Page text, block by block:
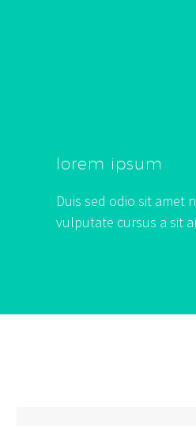
lorem ipsum
Duis sed odio sit amet
vulputate cursus a sit